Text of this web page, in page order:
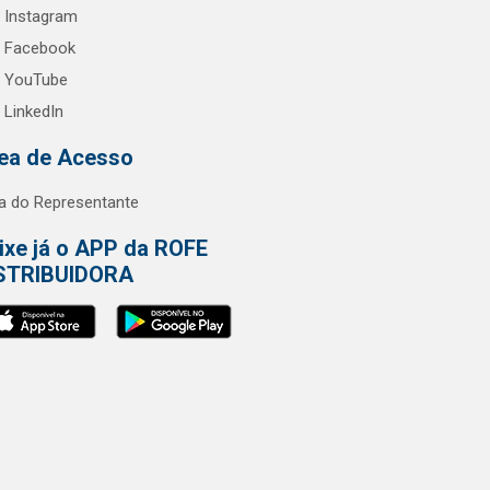
Instagram
Facebook
YouTube
LinkedIn
de Acesso
do Representante
já o APP da ROFE